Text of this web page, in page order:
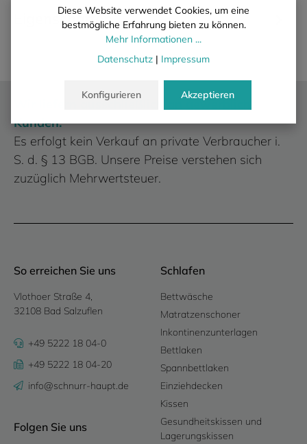
Eigenschaften
Wir liefern ausschließlich an gewerbliche
Kunden.
Es erfolgt kein Verkauf an private Verbraucher i.
S. d. § 13 BGB. Unsere Preise verstehen sich
zuzüglich Mehrwertsteuer.
So erreichen Sie uns
Vlothoer Straße 4,
32108 Bad Salzuflen
+49 5222 18 04-0
+49 5222 18 04-20
info@schnurr-haupt.de
Folgen Sie uns
Schlafen
Bettwäsche
Matratzenschoner
Inkontinenzunterlagen
Bettlaken
Spannbettlaken
Einziehdecken
Kissen
Gesundheitskissen und
Lagerungskissen
Diese Website verwendet Cookies, um eine
bestmögliche Erfahrung bieten zu können.
Mehr Informationen ...
Datenschutz | Impressum
Konfigurieren Akzeptieren